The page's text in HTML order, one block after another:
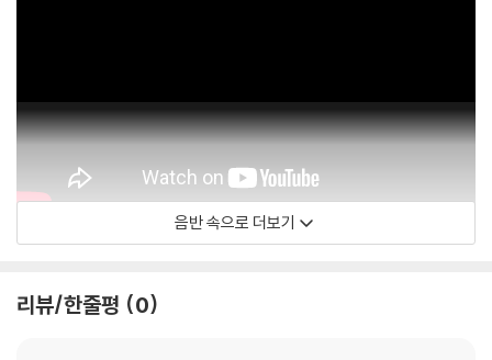
문의 바랍니다.
2) LP는 잦은 배송 과정에서 재킷에 손상이 발생할 가능성이 높고 재판매
음반 속으로 더보기
리뷰/한줄평 0